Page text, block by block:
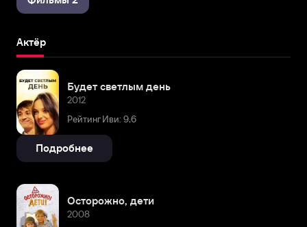
Актёр
Будет светлым день
2012
Рейтинг Иви: 9,6
Подробнее
Осторожно, дети
2008